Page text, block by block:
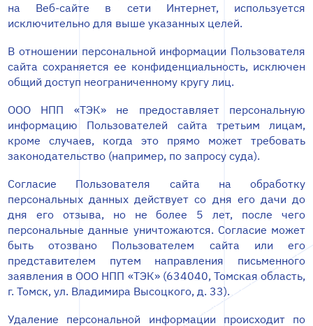
на Веб-сайте в сети Интернет, используется
исключительно для выше указанных целей.
В отношении персональной информации Пользователя
сайта сохраняется ее конфиденциальность, исключен
общий доступ неограниченному кругу лиц.
ООО НПП «ТЭК» не предоставляет персональную
информацию Пользователей сайта третьим лицам,
кроме случаев, когда это прямо может требовать
законодательство (например, по запросу суда).
Согласие Пользователя сайта на обработку
персональных данных действует со дня его дачи до
дня его отзыва, но не более 5 лет, после чего
персональные данные уничтожаются. Согласие может
быть отозвано Пользователем сайта или его
представителем путем направления письменного
заявления в ООО НПП «ТЭК» (634040, Томская область,
г. Томск, ул. Владимира Высоцкого, д. 33).
Удаление персональной информации происходит по